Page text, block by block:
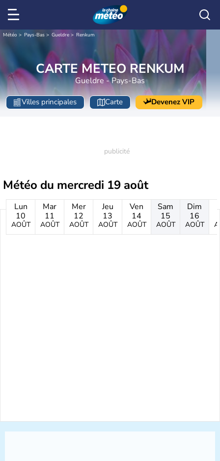
Météo Pays-Bas Gueldre Renkum
CARTE METEO RENKUM
Gueldre - Pays-Bas
Villes principales Carte Devenez VIP
Météo du mercredi 19 août
Lun
10
AOÛT
Mar
11
AOÛT
Mer
12
AOÛT
Jeu
13
AOÛT
Ven
14
AOÛT
Sam
15
AOÛT
Dim
16
AOÛT